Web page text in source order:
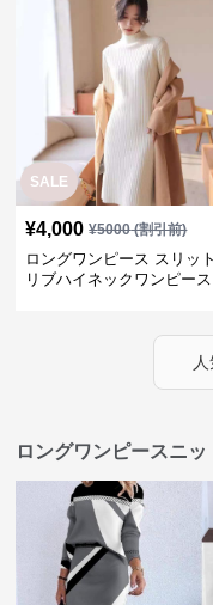
SALE
¥4,000 ¥5000(割引前)
ロングワンピース スリッ
リブハイネックワンピース
ロングワンピースニ